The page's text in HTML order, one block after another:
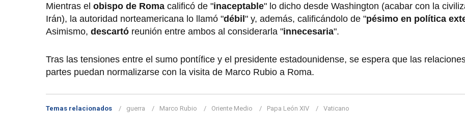
Mientras el obispo de Roma calificó de "inaceptable" lo dicho desde Washington (acabar con la
Irán), la autoridad norteamericana lo llamó "débil" y, además, calificándolo de "pésimo en política
Asimismo, descartó reunión entre ambos al considerarla "innecesaria".
Tras las tensiones entre el sumo pontífice y el presidente estadounidense, se espera que las
partes puedan normalizarse con la visita de Marco Rubio a Roma.
Temas relacionados guerra Marco Rubio Oriente Medio Papa León XIV Vaticano